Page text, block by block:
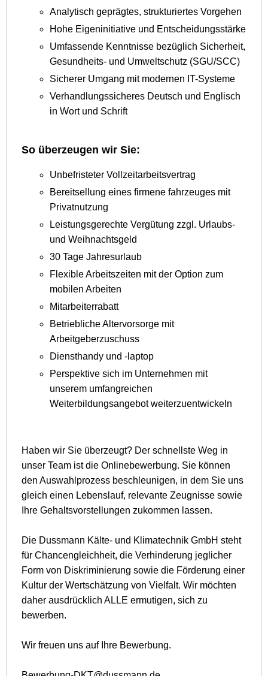
Analytisch geprägtes, strukturiertes Vorgehen
Hohe Eigeninitiative und Entscheidungsstärke
Umfassende Kenntnisse bezüglich Sicherheit,
Gesundheits- und Umweltschutz (SGU/SCC)
Sicherer Umgang mit modernen IT-Systeme
Verhandlungssicheres Deutsch und Englisch
in Wort und Schrift
So überzeugen wir Sie:
Unbefristeter Vollzeitarbeitsvertrag
Bereitsellung eines firmene fahrzeuges mit
Privatnutzung
Leistungsgerechte Vergütung zzgl. Urlaubs-
und Weihnachtsgeld
30 Tage Jahresurlaub
Flexible Arbeitszeiten mit der Option zum
mobilen Arbeiten
Mitarbeiterrabatt
Betriebliche Altervorsorge mit
Arbeitgeberzuschuss
Diensthandy und -laptop
Perspektive sich im Unternehmen mit
unserem umfangreichen
Weiterbildungsangebot weiterzuentwickeln
Haben wir Sie überzeugt? Der schnellste Weg in
unser Team ist die Onlinebewerbung. Sie können
den Auswahlprozess beschleunigen, in dem Sie uns
gleich einen Lebenslauf, relevante Zeugnisse sowie
Ihre Gehaltsvorstellungen zukommen lassen.
Die Dussmann Kälte- und Klimatechnik GmbH steht
für Chancengleichheit, die Verhinderung jeglicher
Form von Diskriminierung sowie die Förderung einer
Kultur der Wertschätzung von Vielfalt. Wir möchten
daher ausdrücklich ALLE ermutigen, sich zu
bewerben.
Wir freuen uns auf Ihre Bewerbung.